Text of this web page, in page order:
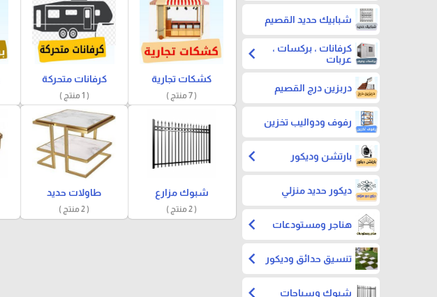
شبابيك حديد القصيم
كرفانات ، بركسات ،
عربات
chevron_left
دربزين درج القصيم
رفوف ودواليب تخزين
بارتشن وديكور chevron_left
ديكور حديد منزلي
هناجر ومستودعات chevron_left
تنسيق حدائق وديكور chevron_left
شبوك وسياجات
كشكات تجارية
( 7 منتج )
كرفانات متحركة
( 1 منتج )
شبوك مزارع
( 2 منتج )
طاولات حديد
( 2 منتج )